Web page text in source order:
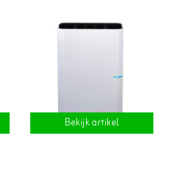
Bekijk artikel